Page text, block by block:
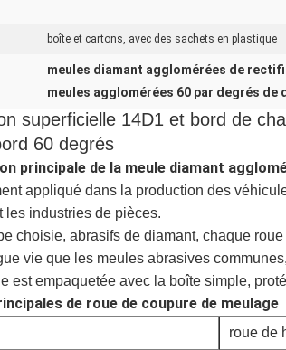
boîte et cartons, avec des sachets en plastique
meules diamant agglomérées de
meules agglomérées 60 par degrés de
superficielle 14D1 et bord de
60 degrés
principale de la meule diamant
appliqué dans la production des
les industries de pièces.
choisie, abrasifs de diamant, chaque
vie que les meules abrasives communes,
est empaquetée avec la boîte simple,
de roue de coupure de meulage
roue de